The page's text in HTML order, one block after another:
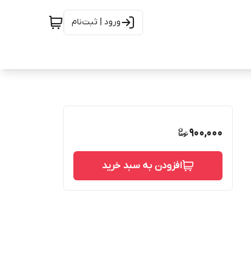
ورود | ثبت‌نام
900,000
افزودن به سبد خرید